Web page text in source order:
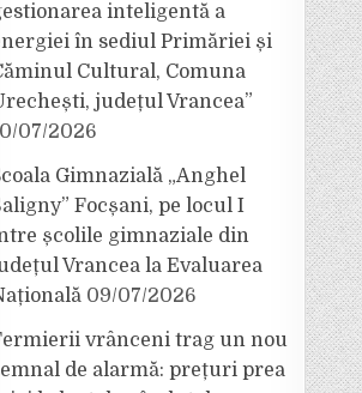
inteligentă a
în sediul Primăriei și
Cultural, Comuna
județul Vrancea”
07/2026
Gimnazială „Anghel
Focșani, pe locul I
școlile gimnaziale din
Vrancea la Evaluarea
09/07/2026
vrânceni trag un nou
de alarmă: prețuri prea